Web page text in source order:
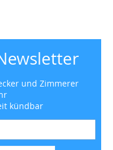
und Zimmerer
kündbar